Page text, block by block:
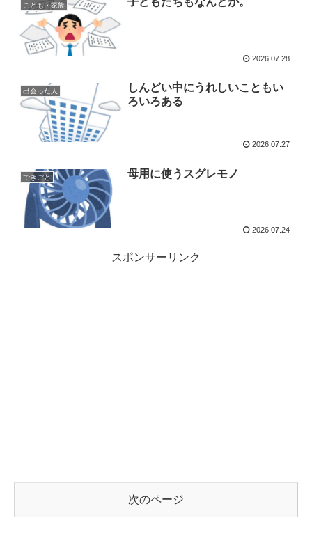
こども・家族
2026.07.28
出会った人
しんどい中にうれしいこともい
ろいろある
2026.07.27
できごと 母用に使うスグレモノ
2026.07.24
スポンサーリンク
次のページ